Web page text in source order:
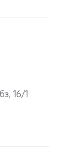
16/1